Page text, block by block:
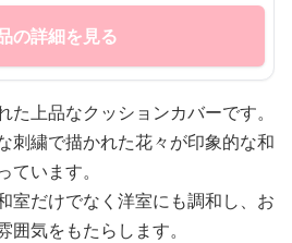
の詳細を見る
上品なクッションカバーです。
刺繍で描かれた花々が印象的な和
います。
室だけでなく洋室にも調和し、お
気をもたらします。